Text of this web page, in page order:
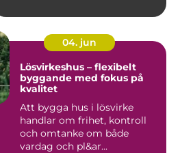
04. jun
Lösvirkeshus – flexibelt
byggande med fokus på
kvalitet
Att bygga hus i lösvirke
handlar om frihet, kontroll
och omtanke om både
vardag och pl&ar...